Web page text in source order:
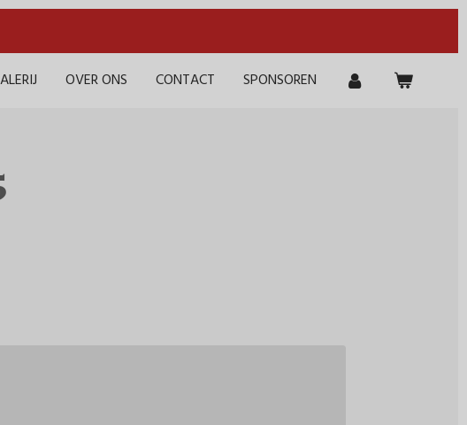
OVER ONS CONTACT SPONSOREN